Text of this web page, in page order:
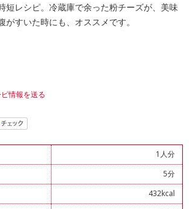
短レシピ。冷蔵庫で余った粉チーズが、美味
がすいた時にも、オススメです。
情報を送る
1人分
5分
432kcal